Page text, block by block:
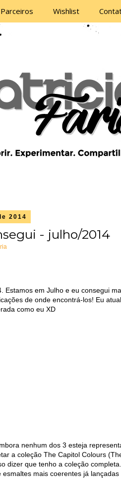
Parceiros Wishlist
2014
- julho/2014
Estamos em Julho e eu consegui
de onde encontrá-los! Eu
como eu XD
nenhum dos 3 esteja
a coleção The Capitol Colours
dizer que tenho a coleção
mais coerentes já